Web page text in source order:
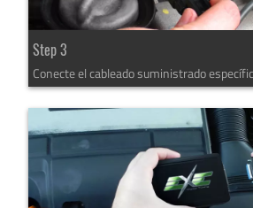
Step 3
Conecte el cableado suministrado